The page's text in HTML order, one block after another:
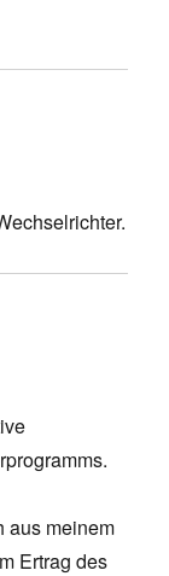
aus meinem
Ertrag des